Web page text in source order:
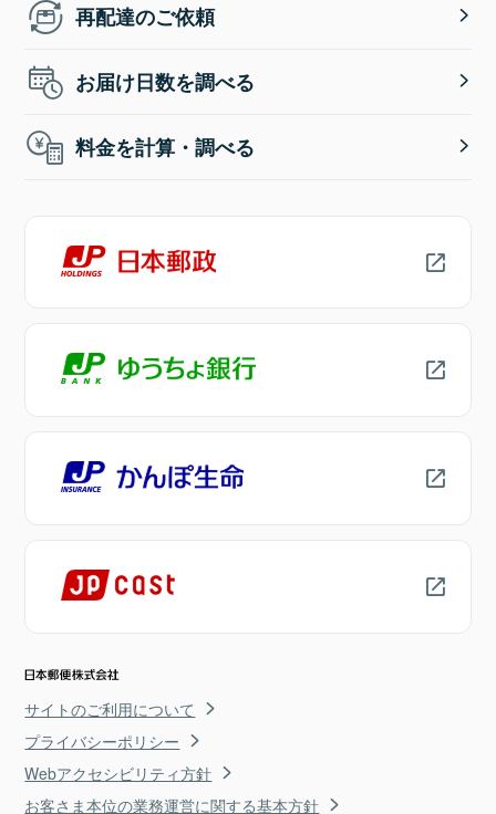
再配達のご依頼
お届け日数を調べる
料金を計算・調べる
サイトのご利用について
プライバシーポリシー
Webアクセシビリティ方針
お客さま本位の業務運営に関する基本方針